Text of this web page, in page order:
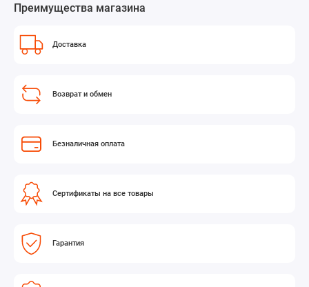
Преимущества магазина
Доставка
Возврат и обмен
Безналичная оплата
Сертификаты на все товары
Гарантия